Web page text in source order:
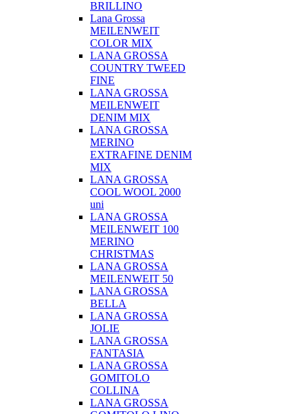
BRILLINO
Lana Grossa
MEILENWEIT
COLOR MIX
LANA GROSSA
COUNTRY TWEED
FINE
LANA GROSSA
MEILENWEIT
DENIM MIX
LANA GROSSA
MERINO
EXTRAFINE DENIM
MIX
LANA GROSSA
COOL WOOL 2000
uni
LANA GROSSA
MEILENWEIT 100
MERINO
CHRISTMAS
LANA GROSSA
MEILENWEIT 50
LANA GROSSA
BELLA
LANA GROSSA
JOLIE
LANA GROSSA
FANTASIA
LANA GROSSA
GOMITOLO
COLLINA
LANA GROSSA